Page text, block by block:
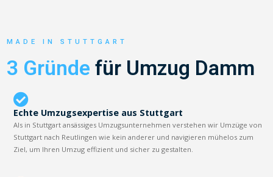
MADE IN STUTTGART
3 Gründe für Umzug Damm
Echte Umzugsexpertise aus Stuttgart
Als in Stuttgart ansässiges Umzugsunternehmen verstehen wir Umzüge von
Stuttgart nach Reutlingen wie kein anderer und navigieren mühelos zum
Ziel, um Ihren Umzug effizient und sicher zu gestalten.